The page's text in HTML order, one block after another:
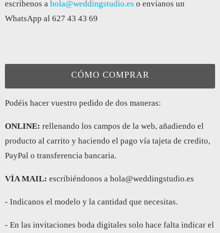
escribenos a hola@weddingstudio.es o envianos un
WhatsApp al 627 43 43 69
CÓMO COMPRAR
Podéis hacer vuestro pedido de dos maneras:
ONLINE: rellenando los campos de la web, añadiendo el
producto al carrito y haciendo el pago vía tajeta de credito,
PayPal o transferencia bancaria.
VÍA MAIL: escribiéndonos a hola@weddingstudio.es
- Indicanos el modelo y la cantidad que necesitas.
- En las invitaciones boda digitales solo hace falta indicar el